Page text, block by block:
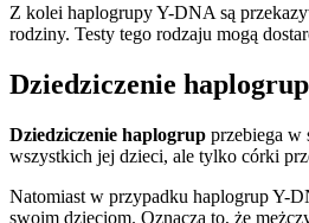
Z kolei haplogrupy Y-DNA są
rodziny. Testy tego rodzaju mogą
Dziedziczenie haplogrup
Dziedziczenie haplogrup przebiega w
wszystkich jej dzieci, ale tylko córki
Natomiast w przypadku haplogrup Y-
swoim dzieciom. Oznacza to, że